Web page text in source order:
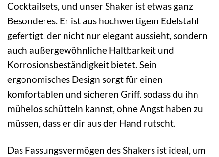
Cocktailsets, und unser Shaker ist etwas ganz
Besonderes. Er ist aus hochwertigem Edelstahl
gefertigt, der nicht nur elegant aussieht, sondern
auch außergewöhnliche Haltbarkeit und
Korrosionsbeständigkeit bietet. Sein
ergonomisches Design sorgt für einen
komfortablen und sicheren Griff, sodass du ihn
mühelos schütteln kannst, ohne Angst haben zu
müssen, dass er dir aus der Hand rutscht.
Das Fassungsvermögen des Shakers ist ideal, um